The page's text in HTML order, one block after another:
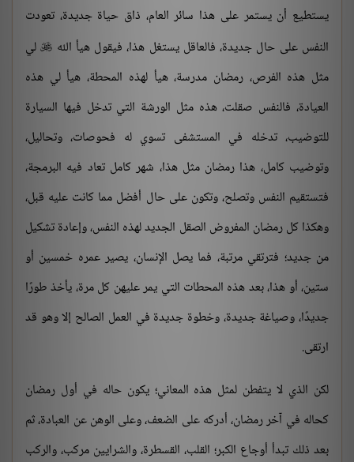
يستطيع أن يستمر على هذا سائر العام، ذاق حياة جديدة، تعودت
النفس على حال جديدة، فالعاقل يستغل هذا، فيقول هيأ الله لي
مثل هذه الفرص، رمضان مدرسة، هيأ لهذه المحطة، هيأ لي هذه
العيادة، فالنفس صقلت، هذه مثل الورشة التي تدخل فيها السيارة
للتوضيب، تدخله في المستشفى تسوي له فحوصات، وتحاليل،
وتوضيب كامل، هذا رمضان مثل هذا، شهر كامل تعاد فيه البرمجة،
فتستقيم النفس وتصلح، وتكون على حال أفضل مما كانت عليه قبل،
وهكذا كل رمضان المفروض الصقل الجديد لهذه النفس، وإعادة تشكيل
من جديد؛ فترتقي مرتبة، فما يصل الإنسان، يصير عمره خمسين أو
ستين، أو هذا، بعد هذه المحطات التي يمر عليهن كل مرة، يأخذ طورًا
جديدًا، وصياغة جديدة، وخطوة جديدة في العمل الصالح إلا وهو قد
ارتقى.
لكن الذي لا يتفطن لمثل هذه المعاني؛ يكون حاله في أول رمضان
كحاله في آخر رمضان، أدركه على الضعف، وعلى الوهن عن العبادة، ثم
بعد ذلك تبدأ أوجاع الكبر؛ القلب، القسطرة، والشرايين مركب، والركب